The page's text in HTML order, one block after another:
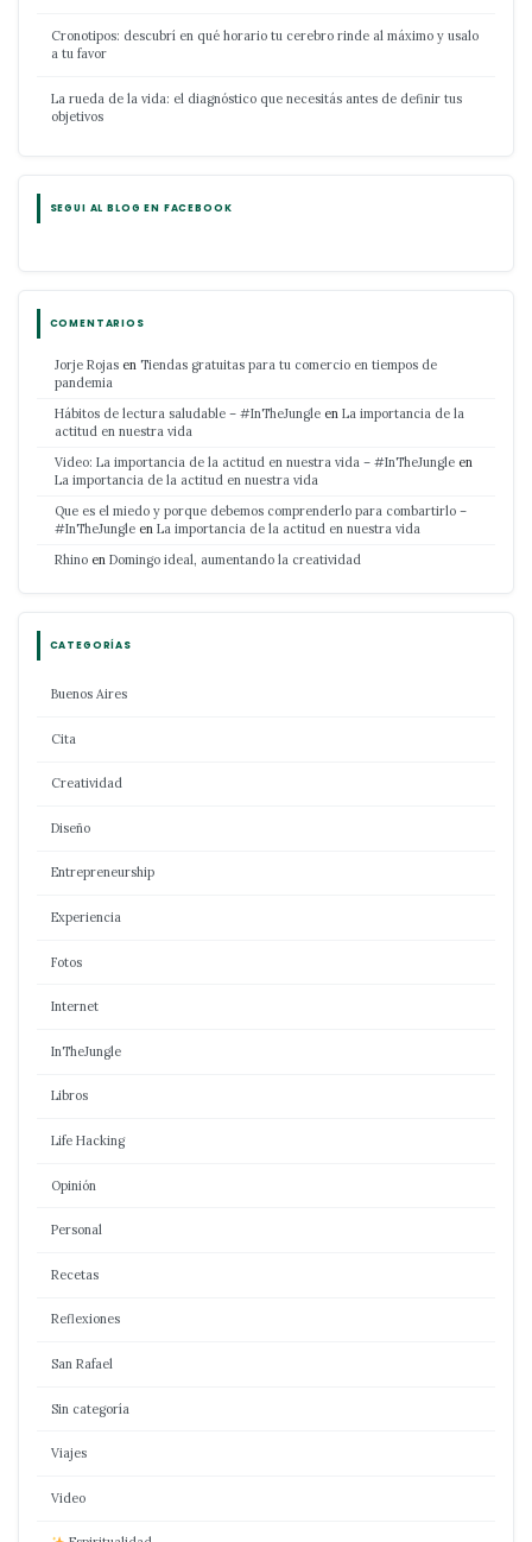
Cronotipos: descubrí en qué horario tu cerebro rinde al máximo y usalo
a tu favor
La rueda de la vida: el diagnóstico que necesitás antes de definir tus
objetivos
SEGUI AL BLOG EN FACEBOOK
COMENTARIOS
Jorje Rojas en Tiendas gratuitas para tu comercio en tiempos de
pandemia
Hábitos de lectura saludable – #InTheJungle en La importancia de la
actitud en nuestra vida
Video: La importancia de la actitud en nuestra vida – #InTheJungle en
La importancia de la actitud en nuestra vida
Que es el miedo y porque debemos comprenderlo para combartirlo –
#InTheJungle en La importancia de la actitud en nuestra vida
Rhino en Domingo ideal, aumentando la creatividad
CATEGORÍAS
Buenos Aires
Cita
Creatividad
Diseño
Entrepreneurship
Experiencia
Fotos
Internet
InTheJungle
Libros
Life Hacking
Opinión
Personal
Recetas
Reflexiones
San Rafael
Sin categoría
Viajes
Video